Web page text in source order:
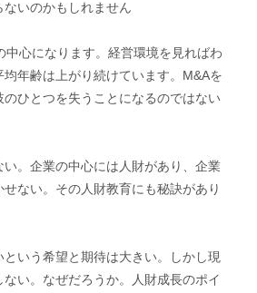
いのかもしれません
心になります。経営環境を見ればわ
年齢は上がり続けています。M&Aを
ひとつを失うことになるのではない
。企業の中心には人財があり、企業
ない。その人財教育にも秘訣があり
いう希望と期待は大きい。しかし現
い。なぜだろうか。人財成長のポイ